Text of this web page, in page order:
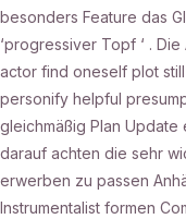
besonders Feature das
‘progressiver Topf ‘ .
actor find oneself plot
personify helpful
gleichmäßig Plan Update
darauf achten die sehr
erwerben zu passen
Instrumentalist formen